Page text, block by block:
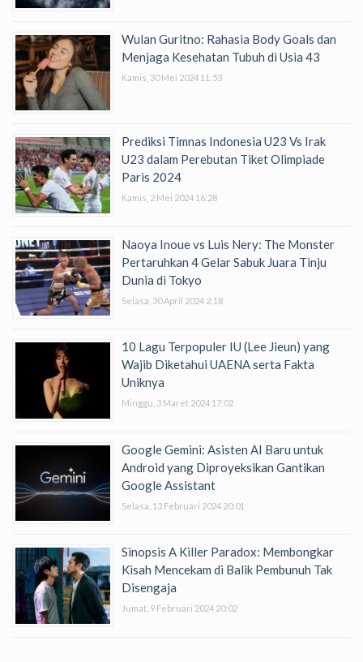
Wulan Guritno: Rahasia Body Goals dan
Menjaga Kesehatan Tubuh di Usia 43
Kamis, 30 Mei 2024 11:53
Prediksi Timnas Indonesia U23 Vs Irak
U23 dalam Perebutan Tiket Olimpiade
Paris 2024
Kamis, 2 Mei 2024 16:28
Naoya Inoue vs Luis Nery: The Monster
Pertaruhkan 4 Gelar Sabuk Juara Tinju
Dunia di Tokyo
Selasa, 30 April 2024 2:18
10 Lagu Terpopuler IU (Lee Jieun) yang
Wajib Diketahui UAENA serta Fakta
Uniknya
Minggu, 3 Maret 2024 17:02
Google Gemini: Asisten AI Baru untuk
Android yang Diproyeksikan Gantikan
Google Assistant
Selasa, 13 Februari 2024 20:01
Sinopsis A Killer Paradox: Membongkar
Kisah Mencekam di Balik Pembunuh Tak
Disengaja
Jumat, 9 Februari 2024 20:02